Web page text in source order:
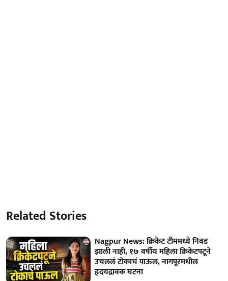
Related Stories
Nagpur News: क्रिकेट टीममध्ये निवड
झाली नाही, १७ वर्षीय महिला क्रिकेटपटूने
उचललं टोकाचं पाऊल, नागपूरमधील
हृदयद्रावक घटना